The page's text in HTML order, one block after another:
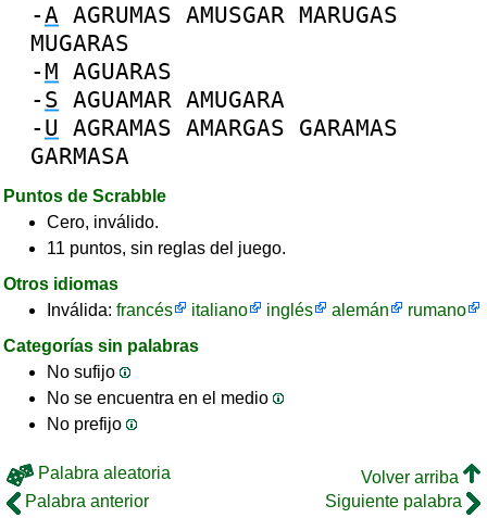
-A AGRUMAS AMUSGAR MARUGAS
MUGARAS
-M AGUARAS
- S AGUAMAR AMUGARA
- U AGRAMAS AMARGAS GARAMAS
GARMASA
Puntos de Scrabble
Cero, inválido.
11 puntos, sin reglas del juego.
Otros idiomas
Inválida: francés italiano inglés alemán
rumano
Categorías sin palabras
No sufijo
No se encuentra en el medio
No prefijo
Palabra aleatoria
Volver arriba
Palabra anterior
Siguiente palabra